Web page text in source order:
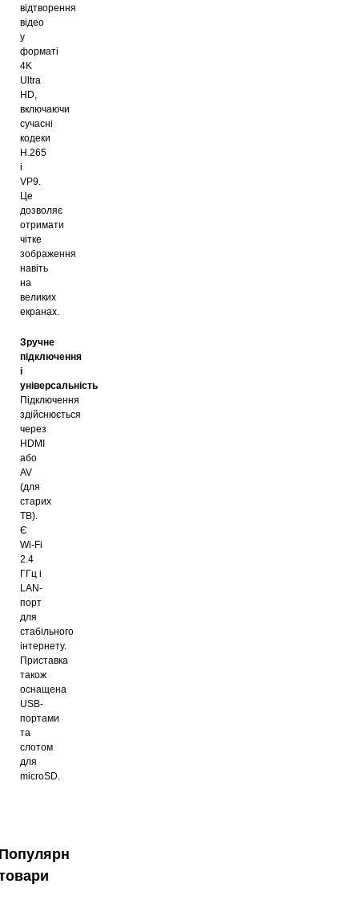
відтворення
відео
у
форматі
4K
Ultra
HD,
включаючи
сучасні
кодеки
H.265
і
VP9.
Це
дозволяє
отримати
чітке
зображення
навіть
на
великих
екранах.
Зручне
підключення
і
універсальність
Підключення
здійснюється
через
HDMI
або
AV
(для
старих
ТВ).
Є
Wi-Fi
2.4
ГГц і
LAN-
порт
для
стабільного
інтернету.
Приставка
також
оснащена
USB-
портами
та
слотом
для
microSD.